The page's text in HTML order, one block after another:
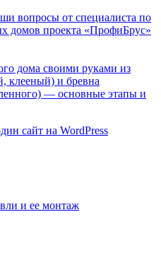
вопросы от специалиста по
домов проекта «ПрофиБрус»
дома своими руками из
клееный) и бревна
— основные этапы и
сайт на WordPress
и ее монтаж